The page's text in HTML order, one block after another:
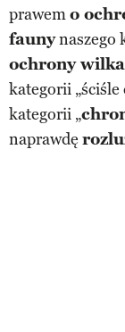
prawemo
faunynaszego
ochrony wilka
kategorii
kategorii „
naprawdę